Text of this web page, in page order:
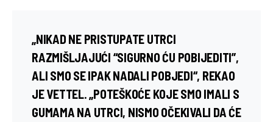
„NIKAD NE PRISTUPATE UTRCI
RAZMIŠLJAJUĆI “SIGURNO ĆU POBIJEDITI”,
ALI SMO SE IPAK NADALI POBJEDI“, REKAO
JE VETTEL. „POTEŠKOĆE KOJE SMO IMALI S
GUMAMA NA UTRCI, NISMO OČEKIVALI DA ĆE